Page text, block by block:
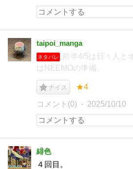
taipoi_manga
ネタバレ
前半4/5は日々人と
はNEEMOの準備。
ナイス ★4
コメント(0) 2025/10/10
緋色
４回目。